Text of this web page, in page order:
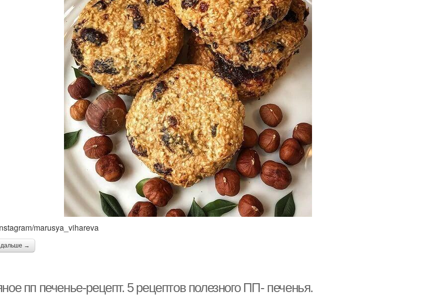
marusya_vihareva
дальше →
пп печенье-рецепт. 5 рецептов полезного ПП- печенья.